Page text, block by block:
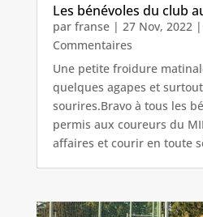
Les bénévoles du club
par franse| 27 Nov, 2022|
Commentaires
Une petite froidure
quelques agapes et
sourires.Bravo à tous les
permis aux coureurs du
affaires et courir en toute